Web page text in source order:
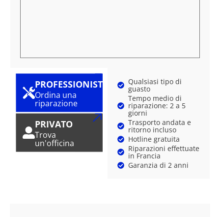
PROFESSIONISTA
Ordina una
riparazione
PRIVATO
Trova
un'officina
Qualsiasi tipo di
guasto
Tempo medio di
riparazione: 2 a 5
giorni
Trasporto andata e
ritorno incluso
Hotline gratuita
Riparazioni effettuate
in Francia
Garanzia di 2 anni